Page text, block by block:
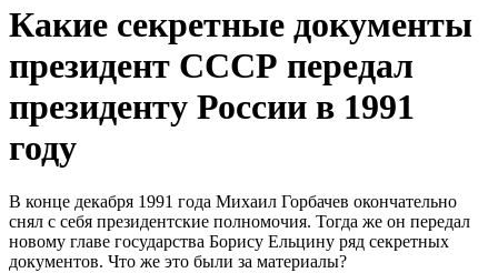
Какие секретные документы
президент СССР передал
президенту России в 1991
году
В конце декабря 1991 года Михаил Горбачев окончательно
снял с себя президентские полномочия. Тогда же он передал
новому главе государства Борису Ельцину ряд секретных
документов. Что же это были за материалы?